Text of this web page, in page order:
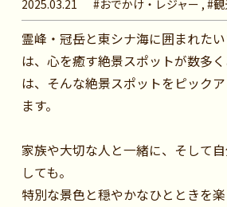
2025.03.21 #おでかけ・レジャー , #
霊峰・冠岳と東シナ海に囲まれた
は、心を癒す絶景スポットが数多
は、そんな絶景スポットをピック
ます。
家族や大切な人と一緒に、そして
しても。
特別な景色と穏やかなひとときを